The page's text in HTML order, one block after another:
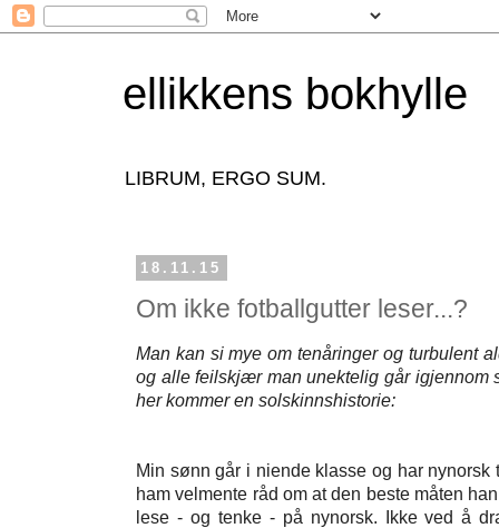
ellikkens bokhylle
LIBRUM, ERGO SUM.
18.11.15
Om ikke fotballgutter leser...?
Man kan si mye om tenåringer og turbulent
og alle feilskjær man unektelig går igjennom
her kommer en solskinnshistorie:
Min sønn går i niende klasse og har nynorsk
ham velmente råd om at den beste måten
lese - og tenke - på nynorsk. Ikke ved å